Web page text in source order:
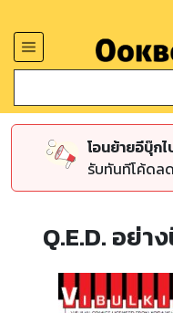
โอนย้ายอีบุ๊ก
รับทันทีโค้ดล
Q.E.D. อย่